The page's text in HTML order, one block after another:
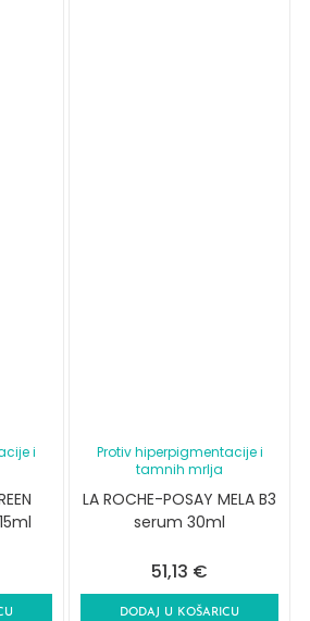
i
Protiv hiperpigmentacije i
tamnih mrlja
LA ROCHE-POSAY MELA B3
serum 30ml
51,13 €
DODAJ U KOŠARICU